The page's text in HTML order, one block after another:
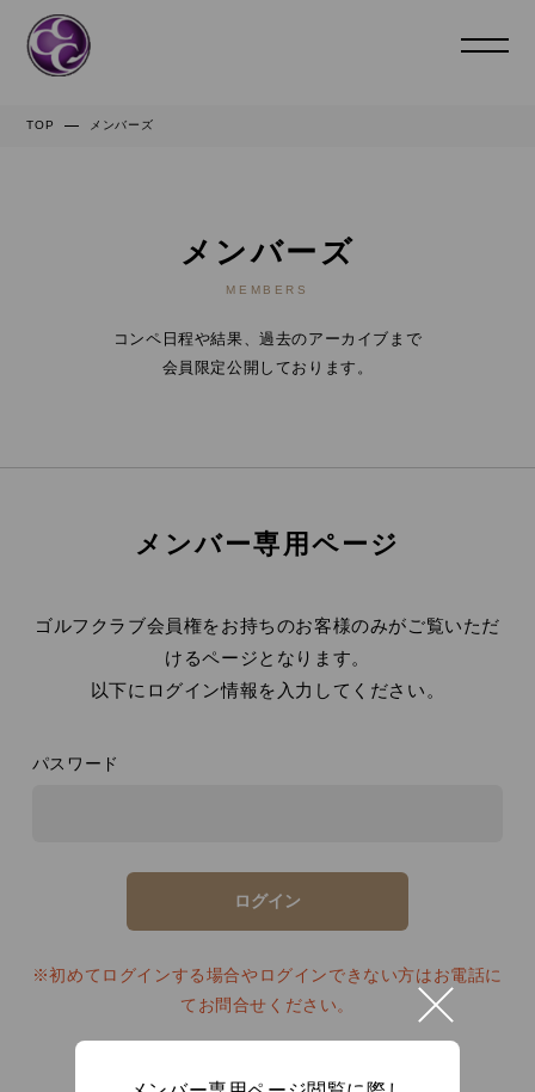
TOP メンバーズ
メンバーズ
MEMBERS
コンペ日程や結果、過去のアーカイブまで
会員限定公開しております。
メンバー専用ページ
ゴルフクラブ会員権をお持ちのお客様のみがご覧いただ
けるページとなります。
以下にログイン情報を入力してください。
パスワード
※初めてログインする場合やログインできない方はお電話に
てお問合せください。